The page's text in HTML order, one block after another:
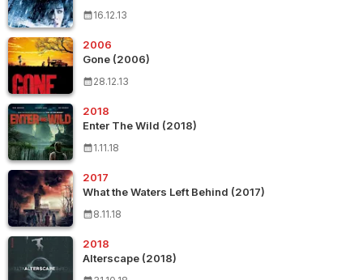
16.12.13
2006
Gone (2006)
28.12.13
2018
Enter The Wild (2018)
1.11.18
2017
What the Waters Left Behind (2017)
8.11.18
2018
Alterscape (2018)